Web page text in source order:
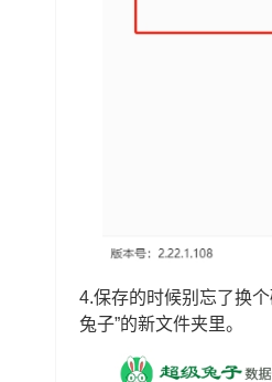
4.保存的时候别忘了换
兔子”的新文件夹里。